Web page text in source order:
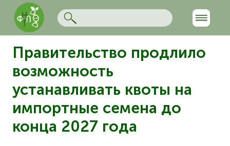
Правительство продлило
возможность
устанавливать квоты на
импортные семена до
конца 2027 года